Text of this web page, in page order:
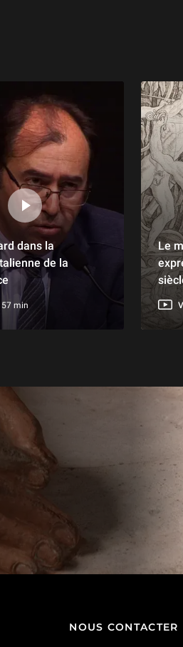
dans la
de la
57 min
Le
NOUS CONTACTER